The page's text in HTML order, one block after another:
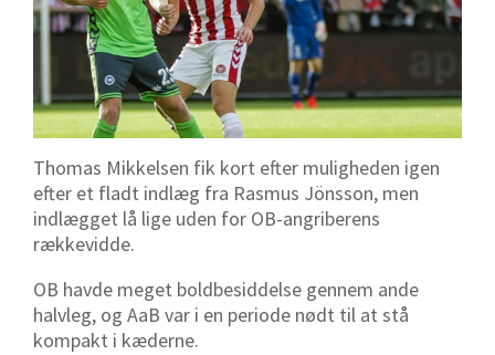
Thomas Mikkelsen fik kort efter muligheden igen
efter et fladt indlæg fra Rasmus Jönsson, men
indlægget lå lige uden for OB-angriberens
rækkevidde.
OB havde meget boldbesiddelse gennem ande
halvleg, og AaB var i en periode nødt til at stå
kompakt i kæderne.